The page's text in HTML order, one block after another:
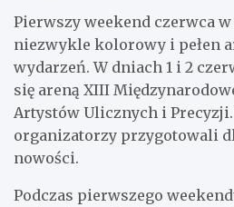
Pierwszy weekend czerwca w
niezwykle kolorowy i pełen
wydarzeń. W dniach 1 i 2
się areną XIII
Artystów Ulicznych i
organizatorzy przygotowali
nowości.
Podczas pierwszego